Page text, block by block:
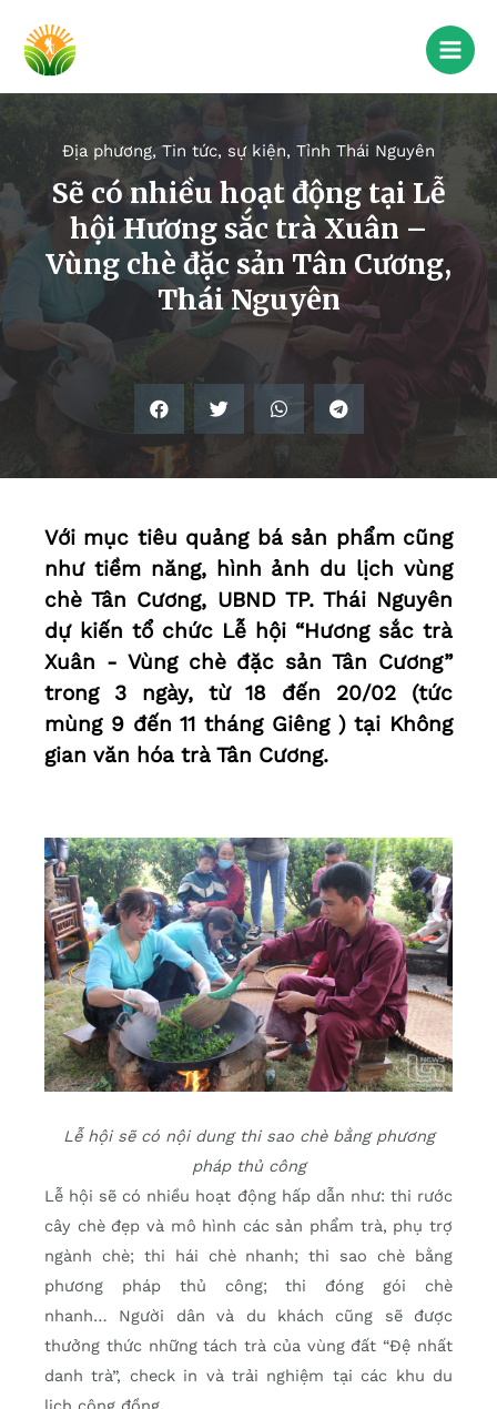
Địa phương,Tin tức, sự kiện, Tỉnh Thái Nguyên
Sẽ có nhiều hoạt động tại Lễ
hội Hương sắc trà Xuân –
Vùng chè đặc sản Tân Cương,
Thái Nguyên
Với mục tiêu quảng bá sản phẩm cũng
như tiềm năng, hình ảnh du lịch vùng
chè Tân Cương, UBND TP. Thái Nguyên
dự kiến tổ chức Lễ hội “Hương sắc trà
Xuân - Vùng chè đặc sản Tân Cương”
trong 3 ngày, từ 18 đến 20/02 (tức
mùng 9 đến 11 tháng Giêng ) tại Không
gian văn hóa trà Tân Cương.
Lễ hội sẽ có nội dung thi sao chè bằng phương
pháp thủ công
Lễ hội sẽ có nhiều hoạt động hấp dẫn như: thi rước
cây chè đẹp và mô hình các sản phẩm trà, phụ trợ
ngành chè; thi hái chè nhanh; thi sao chè bằng
phương pháp thủ công; thi đóng gói chè
nhanh… Người dân và du khách cũng sẽ được
thưởng thức những tách trà của vùng đất “Đệ nhất
danh trà”, check in và trải nghiệm tại các khu du